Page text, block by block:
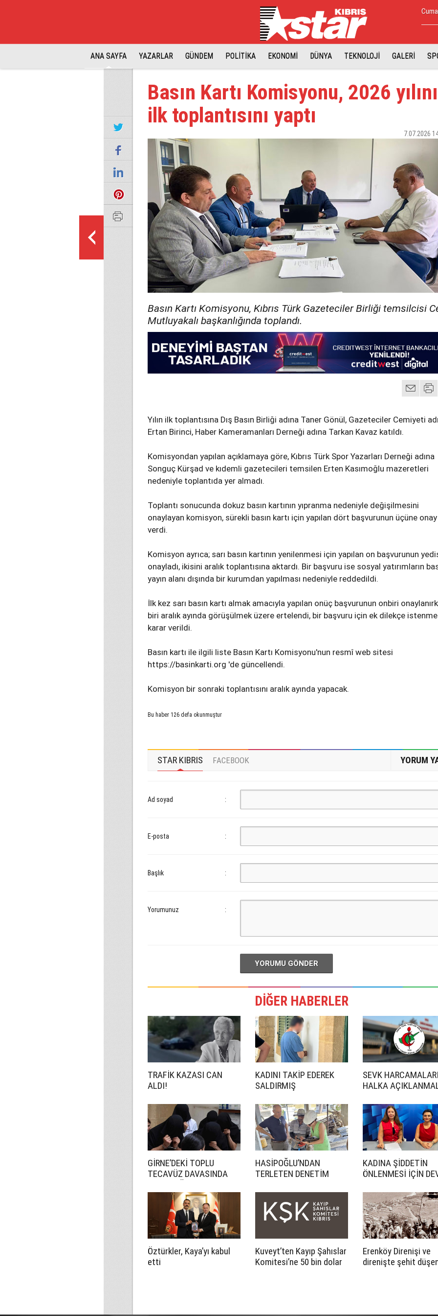
ANA SAYFA YAZARLAR GÜNDEM POLİTİKA EKONOMİ DÜNYA TEKNOLOJİ GALERİ
Basın Kartı Komisyonu, 2026
ilk toplantısını yaptı
7.07.2026
Basın Kartı Komisyonu, Kıbrıs Türk Gazeteciler Birliği temsilcisi
Mutluyakalı başkanlığında toplandı.
Yılın ilk toplantısına Dış Basın Birliği adına Taner Gönül, Gazeteciler Cemiyeti
Ertan Birinci, Haber Kameramanları Derneği adına Tarkan Kavaz katıldı.
Komisyondan yapılan açıklamaya göre, Kıbrıs Türk Spor Yazarları Derneği adına
Songuç Kürşad ve kıdemli gazetecileri temsilen Erten Kasımoğlu mazeretleri
nedeniyle toplantıda yer almadı.
Toplantı sonucunda dokuz basın kartının yıpranma nedeniyle değişilmesini
onaylayan komisyon, sürekli basın kartı için yapılan dört başvurunun üçüne onay
verdi.
Komisyon ayrıca; sarı basın kartının yenilenmesi için yapılan on başvurunun
onayladı, ikisini aralık toplantısına aktardı. Bir başvuru ise sosyal yatırımların
yayın alanı dışında bir kurumdan yapılması nedeniyle reddedildi.
İlk kez sarı basın kartı almak amacıyla yapılan onüç başvurunun onbiri
biri aralık ayında görüşülmek üzere ertelendi, bir başvuru için ek dilekçe
karar verildi.
Basın kartı ile ilgili liste Basın Kartı Komisyonu'nun resmî web sitesi
https://basinkarti.org 'de güncellendi.
Komisyon bir sonraki toplantısını aralık ayında yapacak.
Bu haber 126 defa okunmuştur
STAR KIBRIS FACEBOOK YORUM
Ad soyad :
E-posta :
Başlık :
Yorumunuz :
YORUMU GÖNDER
DİĞER HABERLER
TRAFİK KAZASI CAN
ALDI!
KADINI TAKİP EDEREK
SALDIRMIŞ
SEVK
HALKA
GİRNE’DEKİ TOPLU
TECAVÜZ DAVASINDA
HASİPOĞLU’NDAN
TERLETEN DENETİM
KADINA ŞİDDETİN
ÖNLENMESİ İÇİN
Öztürkler, Kaya’yı kabul
etti
Kuveyt’ten Kayıp Şahıslar
Komitesi’ne 50 bin dolar
Erenköy Direnişi ve
direnişte şehit